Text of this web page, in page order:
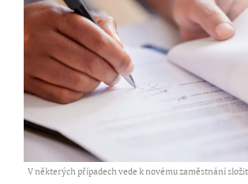
V některých případech vede k novému zaměstnání